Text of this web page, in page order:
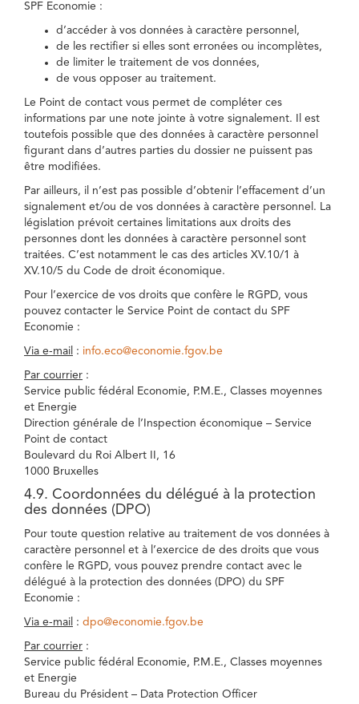
SPF Economie :
d’accéder à vos données à caractère personnel,
de les rectifier si elles sont erronées ou incomplètes,
de limiter le traitement de vos données,
de vous opposer au traitement.
Le Point de contact vous permet de compléter ces
informations par une note jointe à votre signalement. Il est
toutefois possible que des données à caractère personnel
figurant dans d’autres parties du dossier ne puissent pas
être modifiées.
Par ailleurs, il n’est pas possible d’obtenir l’effacement d’un
signalement et/ou de vos données à caractère personnel. La
législation prévoit certaines limitations aux droits des
personnes dont les données à caractère personnel sont
traitées. C’est notamment le cas des articles XV.10/1 à
XV.10/5 du Code de droit économique.
Pour l’exercice de vos droits que confère le RGPD, vous
pouvez contacter le Service Point de contact du SPF
Economie :
Via e-mail : info.eco@economie.fgov.be
Par courrier :
Service public fédéral Economie, P.M.E., Classes moyennes
et Energie
Direction générale de l’Inspection économique – Service
Point de contact
Boulevard du Roi Albert II, 16
1000 Bruxelles
4.9. Coordonnées du délégué à la protection
des données (DPO)
Pour toute question relative au traitement de vos données à
caractère personnel et à l’exercice de des droits que vous
confère le RGPD, vous pouvez prendre contact avec le
délégué à la protection des données (DPO) du SPF
Economie :
Via e-mail : dpo@economie.fgov.be
Par courrier :
Service public fédéral Economie, P.M.E., Classes moyennes
et Energie
Bureau du Président – Data Protection Officer